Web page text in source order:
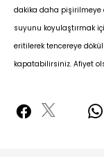
dakika daha pişirilmeye
suyunu koyulaştırmak
eritilerek tencereye
kapatabilirsiniz. Afiyet